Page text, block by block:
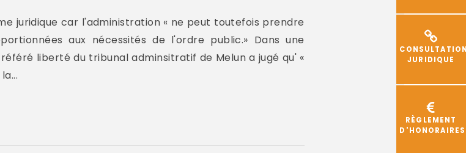
JURIDIQUE
RÈGLEMENT
D'HONORAIRES
juridique car l'administration « ne peut toutefois prendre
aux nécessités de l'ordre public.» Dans une
liberté du tribunal adminsitratif de Melun a jugé qu' «